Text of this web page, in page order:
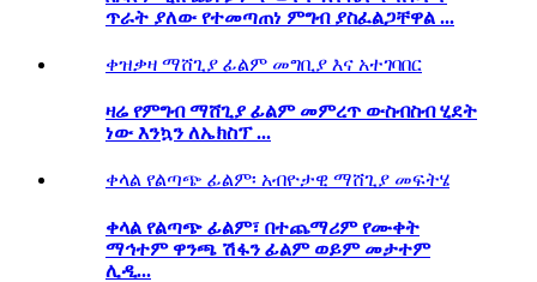
ጥራት ያለው የተመጣጠነ ምግብ ያስፈልጋቸዋል ...
ቀዝቃዛ ማሸጊያ ፊልም መግቢያ እና አተገባበር
ዛሬ የምግብ ማሸጊያ ፊልም መምረጥ ውስብስብ ሂደት
ነው እንኳን ለኤክስፕ ...
ቀላል የልጣጭ ፊልም፡ አብዮታዊ ማሸጊያ መፍትሄ
ቀላል የልጣጭ ፊልም፣ በተጨማሪም የሙቀት
ማኅተም ዋንጫ ሽፋን ፊልም ወይም መታተም
ሊዲ...